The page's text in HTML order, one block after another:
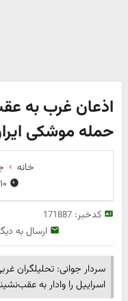
اذعان غرب به
حمله موشکی
خانه
کدخبر:171887
ارسال به
سردار جوانی: تحلیلگران
اسراییل را وادار به